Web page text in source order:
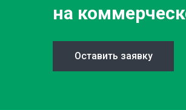
на
Оставить заявку